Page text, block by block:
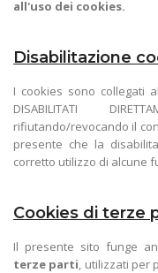
all'uso dei cookies.
Disabilitazione
I cookies sono collegati
DISABILITATI
rifiutando/revocando il
presente che la
corretto utilizzo di alcune
Cookies di terze
Il presente sito funge
terze parti, utilizzati per